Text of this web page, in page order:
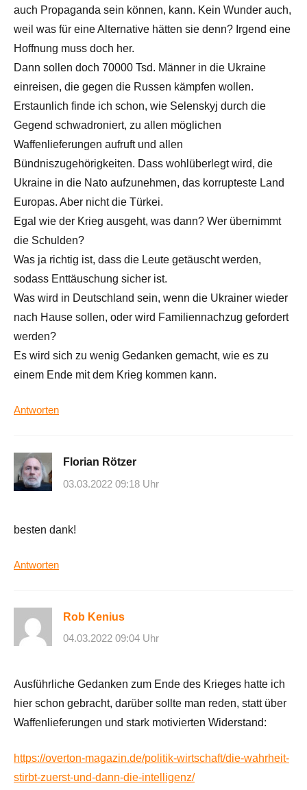
auch Propaganda sein können, kann. Kein Wunder auch,
weil was für eine Alternative hätten sie denn? Irgend eine
Hoffnung muss doch her.
Dann sollen doch 70000 Tsd. Männer in die Ukraine
einreisen, die gegen die Russen kämpfen wollen.
Erstaunlich finde ich schon, wie Selenskyj durch die
Gegend schwadroniert, zu allen möglichen
Waffenlieferungen aufruft und allen
Bündniszugehörigkeiten. Dass wohlüberlegt wird, die
Ukraine in die Nato aufzunehmen, das korrupteste Land
Europas. Aber nicht die Türkei.
Egal wie der Krieg ausgeht, was dann? Wer übernimmt
die Schulden?
Was ja richtig ist, dass die Leute getäuscht werden,
sodass Enttäuschung sicher ist.
Was wird in Deutschland sein, wenn die Ukrainer wieder
nach Hause sollen, oder wird Familiennachzug gefordert
werden?
Es wird sich zu wenig Gedanken gemacht, wie es zu
einem Ende mit dem Krieg kommen kann.
Antworten
Florian Rötzer
03.03.2022 09:18 Uhr
besten dank!
Antworten
Rob Kenius
04.03.2022 09:04 Uhr
Ausführliche Gedanken zum Ende des Krieges hatte ich
hier schon gebracht, darüber sollte man reden, statt über
Waffenlieferungen und stark motivierten Widerstand:
https://overton-magazin.de/politik-wirtschaft/die-wahrheit-
stirbt-zuerst-und-dann-die-intelligenz/